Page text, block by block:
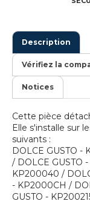
Description
Vérifiez la
Notices
Cette pièce
Elle s'installe sur
suivants :
DOLCE GUSTO -
/ DOLCE GUSTO
KP200040 /
- KP2000CH /
GUSTO -